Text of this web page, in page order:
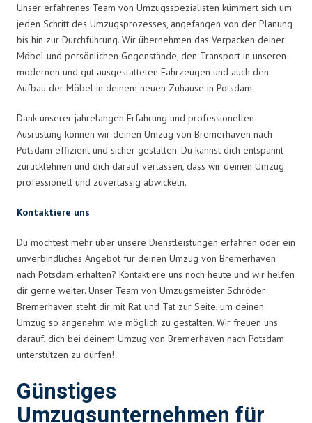
Unser erfahrenes Team von Umzugsspezialisten kümmert sich um
jeden Schritt des Umzugsprozesses, angefangen von der Planung
bis hin zur Durchführung. Wir übernehmen das Verpacken deiner
Möbel und persönlichen Gegenstände, den Transport in unseren
modernen und gut ausgestatteten Fahrzeugen und auch den
Aufbau der Möbel in deinem neuen Zuhause in Potsdam.
Dank unserer jahrelangen Erfahrung und professionellen
Ausrüstung können wir deinen Umzug von Bremerhaven nach
Potsdam effizient und sicher gestalten. Du kannst dich entspannt
zurücklehnen und dich darauf verlassen, dass wir deinen Umzug
professionell und zuverlässig abwickeln.
Kontaktiere uns
Du möchtest mehr über unsere Dienstleistungen erfahren oder ein
unverbindliches Angebot für deinen Umzug von Bremerhaven
nach Potsdam erhalten? Kontaktiere uns noch heute und wir helfen
dir gerne weiter. Unser Team von Umzugsmeister Schröder
Bremerhaven steht dir mit Rat und Tat zur Seite, um deinen
Umzug so angenehm wie möglich zu gestalten. Wir freuen uns
darauf, dich bei deinem Umzug von Bremerhaven nach Potsdam
unterstützen zu dürfen!
Günstiges
Umzugsunternehmen für